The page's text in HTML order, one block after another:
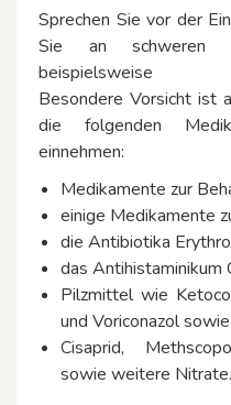
Sprechen Sie vor der
Sie an schweren
beispielsweise
Besondere Vorsicht ist
die folgenden
einnehmen:
Medikamente zur
einige Medikamente
die Antibiotika
das Antihistaminikum
Pilzmittel wie
und Voriconazol sowie
Cisaprid,
sowie weitere Nitrate.